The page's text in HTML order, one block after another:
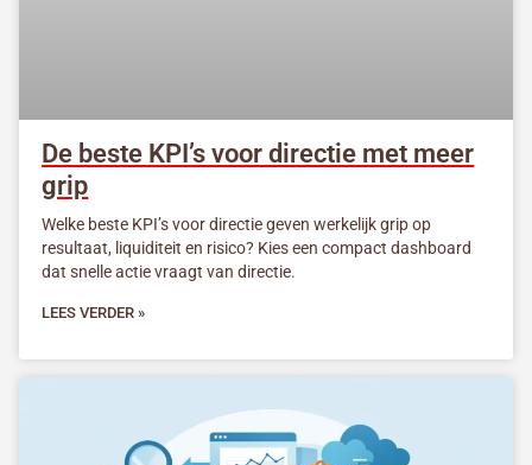
De beste KPI’s voor directie met meer
grip
Welke beste KPI’s voor directie geven werkelijk grip op
resultaat, liquiditeit en risico? Kies een compact dashboard
dat snelle actie vraagt van directie.
LEES VERDER »